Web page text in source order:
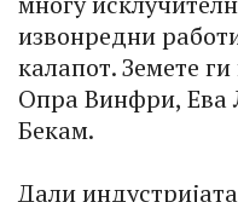
извонредни
калапот. Земете
Опра Винфри, Ева
Бекам.
Дали